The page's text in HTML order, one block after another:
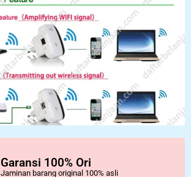
Garansi 100% Ori
Jaminan barang original 100% asli